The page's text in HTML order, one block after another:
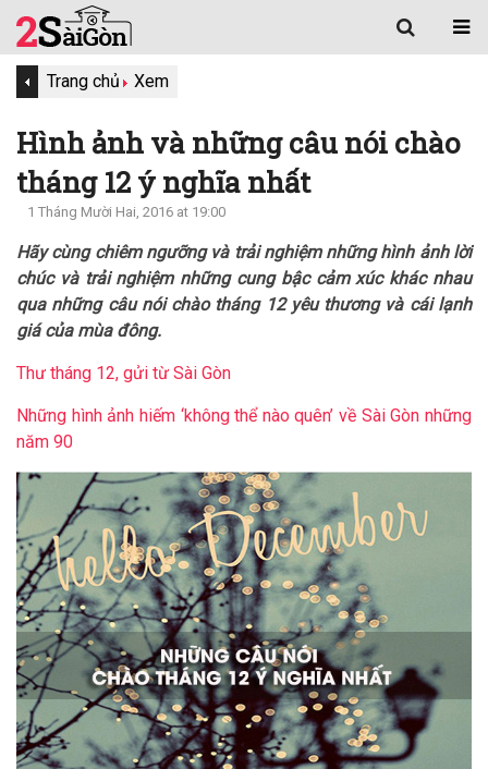
Trang chủ Xem
Hình ảnh và những câu nói chào
tháng 12 ý nghĩa nhất
1 Tháng Mười Hai, 2016 at 19:00
Hãy cùng chiêm ngưỡng và trải nghiệm những hình ảnh lời
chúc và trải nghiệm những cung bậc cảm xúc khác nhau
qua những câu nói chào tháng 12 yêu thương và cái lạnh
giá của mùa đông.
Thư tháng 12, gửi từ Sài Gòn
Những hình ảnh hiếm ‘không thể nào quên’ về Sài Gòn những
năm 90